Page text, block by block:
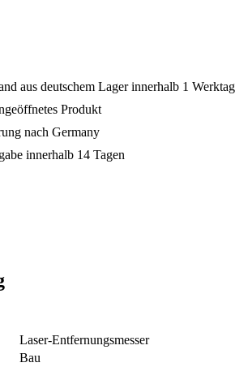
aus deutschem Lager innerhalb 1 Werktag
Produkt
nach Germany
innerhalb 14 Tagen
Laser-Entfernungsmesser
Bau